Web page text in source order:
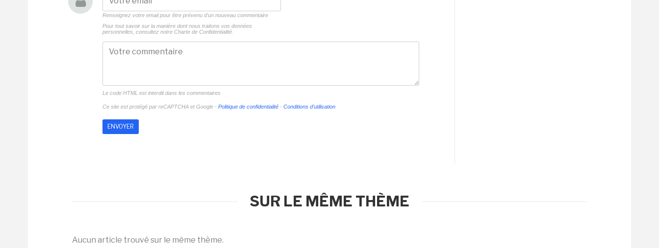
Renseignez votre email pour être prévenu d'un nouveau commentaire
Pour tout savoir sur la manière dont nous traitons vos données
personnelles, consultez notre Charte de Confidentialité.
Le code HTML est interdit dans les commentaires
Ce site est protégé par reCAPTCHA et Google - Politique de confidentialité - Conditions d'utilisation
SUR LE MÊME THÈME
Aucun article trouvé sur le même thème.